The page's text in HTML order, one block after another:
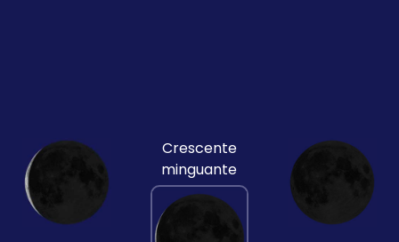
Crescente
minguante